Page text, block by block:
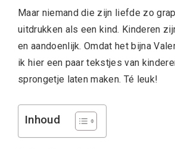
Maar niemand die zijn liefde zo
uitdrukken als een kind. Kinderen
en aandoenlijk. Omdat het bijna
ik hier een paar tekstjes van
sprongetje laten maken. Té leuk!
Inhoud